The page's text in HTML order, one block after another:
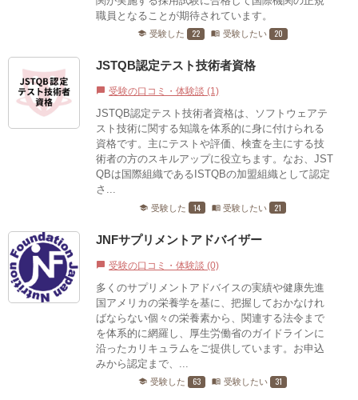
職員となることが期待されています。
school 受験した 22 menu_book 受験したい 20
JSTQB認定テスト技術者資格
chat_bubble 受験の口コミ・体験談 (1)
JSTQB認定テスト技術者資格は、ソフトウェアテ
スト技術に関する知識を体系的に身に付けられる
資格です。主にテストや評価、検査を主にする技
術者の方のスキルアップに役立ちます。なお、JST
QBは国際組織であるISTQBの加盟組織として認定
さ...
school 受験した 14 menu_book 受験したい 21
JNFサプリメントアドバイザー
chat_bubble 受験の口コミ・体験談 (0)
多くのサプリメントアドバイスの実績や健康先進
国アメリカの栄養学を基に、把握しておかなけれ
ばならない個々の栄養素から、関連する法令まで
を体系的に網羅し、厚生労働省のガイドラインに
沿ったカリキュラムをご提供しています。お申込
みから認定まで、...
school 受験した 63 menu_book 受験したい 31